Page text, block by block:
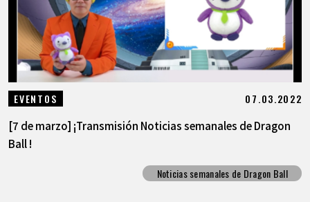
EVENTOS 07.03.2022
[7 de marzo] ¡Transmisión Noticias semanales de Dragon
Ball !
Noticias semanales de Dragon Ball